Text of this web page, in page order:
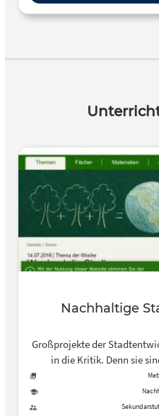
unseren Städten
ergriffen und einen
Nachhaltige
Großprojekte der
in die Kritik. Denn sie
abzuschätzen, wie sie
auswirken. Was
Stadtentwicklung? Wie